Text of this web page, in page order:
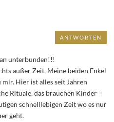
unterbunden!!!
außer Zeit. Meine beiden Enkel
mir. Hier ist alles seit Jahren
Rituale, das brauchen Kinder =
schnelllebigen Zeit wo es nur
geht.
ANTWORTEN